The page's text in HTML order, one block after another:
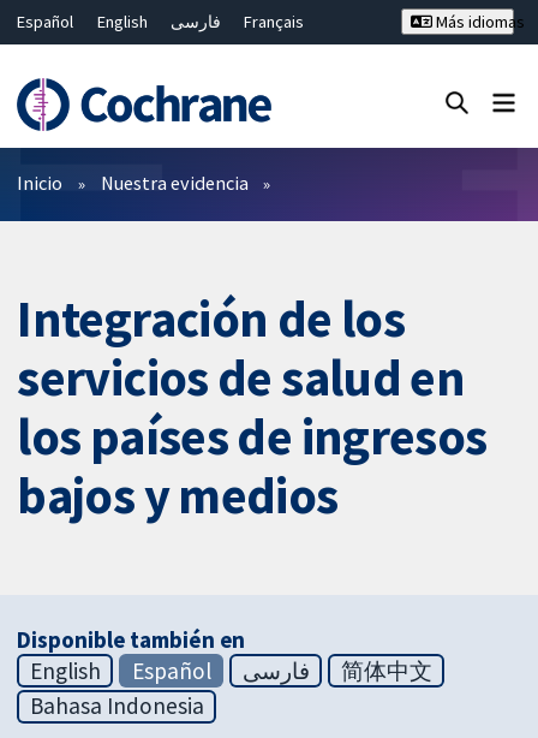
Español English فارسی
Français
Bahasa Malaysia
ไทย 繁體中文
Más idiomas
Filtros
Inicio Nuestra evidencia
Integración de los
servicios de salud en
los países de ingresos
bajos y medios
Disponible también en
English
Español فارسی
简体中文
Bahasa Indonesia